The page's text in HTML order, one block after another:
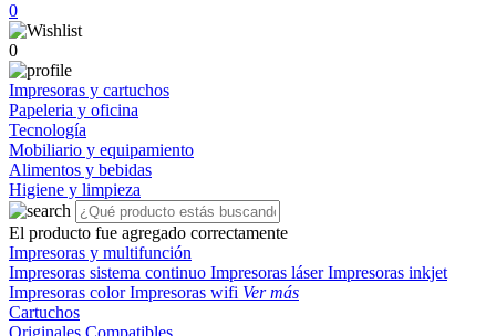
0
0
Impresoras y cartuchos
Papeleria y oficina
Tecnología
Mobiliario y equipamiento
Alimentos y bebidas
Higiene y limpieza
El producto fue agregado correctamente
Impresoras y multifunción
Impresoras sistema continuo Impresoras láserImpresoras inkjet
Impresoras colorImpresoras wifi Ver más
Cartuchos
Originales Compatibles